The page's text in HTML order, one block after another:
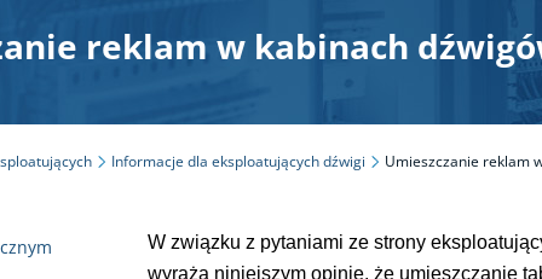
reklam w kabinach
Informacje dla eksploatujących dźwigi Umieszczanie reklam
W związku z pytaniami ze strony
wyraża niniejszym opinię, że umieszczanie